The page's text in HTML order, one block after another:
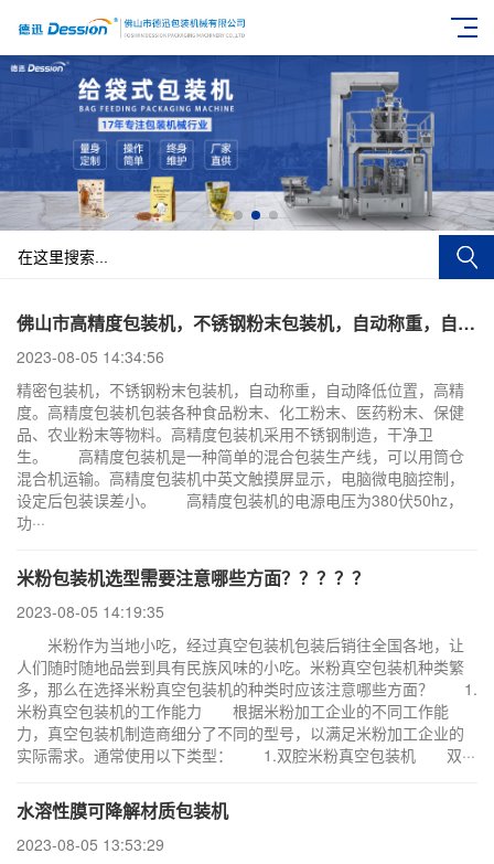
佛山市高精度包装机，不锈钢粉末包装机，自动称重，自动降低位置，高精度
2023-08-05 14:34:56
精密包装机，不锈钢粉末包装机，自动称重，自动降低位置，高精
度。高精度包装机包装各种食品粉末、化工粉末、医药粉末、保健
品、农业粉末等物料。高精度包装机采用不锈钢制造，干净卫
生。 高精度包装机是一种简单的混合包装生产线，可以用筒仓
混合机运输。高精度包装机中英文触摸屏显示，电脑微电脑控制，
设定后包装误差小。 高精度包装机的电源电压为380伏50hz，
功···
米粉包装机选型需要注意哪些方面？？？？？
2023-08-05 14:19:35
米粉作为当地小吃，经过真空包装机包装后销往全国各地，让
人们随时随地品尝到具有民族风味的小吃。米粉真空包装机种类繁
多，那么在选择米粉真空包装机的种类时应该注意哪些方面？ 1.
米粉真空包装机的工作能力 根据米粉加工企业的不同工作能
力，真空包装机制造商细分了不同的型号，以满足米粉加工企业的
实际需求。通常使用以下类型： 1.双腔米粉真空包装机 双···
水溶性膜可降解材质包装机
2023-08-05 13:53:29